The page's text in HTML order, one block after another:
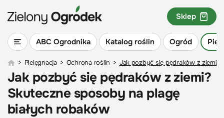
ABC Ogrodnika Katalog roślin Ogród
Sklep
> Pielęgnacja > Ochrona roślin > Jak pozbyć się pędraków z ziemi?
Jak pozbyć się pędraków z ziemi?
Skuteczne sposoby na plagę
białych robaków